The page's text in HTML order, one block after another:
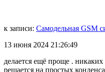
к записи: Самодельная GSM
13 июня 2024 21:26:49
делается ещё проще . никаких
решается на простых